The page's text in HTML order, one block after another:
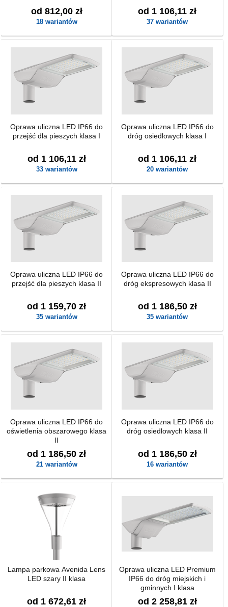
od 812,00 zł
18 wariantów
od 1 106,11 zł
37 wariantów
Oprawa uliczna LED IP66 do
przejść dla pieszych klasa I
od 1 106,11 zł
33 wariantów
Oprawa uliczna LED IP66 do
dróg osiedlowych klasa I
od 1 106,11 zł
20 wariantów
Oprawa uliczna LED IP66 do
przejść dla pieszych klasa II
od 1 159,70 zł
35 wariantów
Oprawa uliczna LED IP66 do
dróg ekspresowych klasa II
od 1 186,50 zł
35 wariantów
Oprawa uliczna LED IP66 do
oświetlenia obszarowego klasa
II
od 1 186,50 zł
21 wariantów
Oprawa uliczna LED IP66 do
dróg osiedlowych klasa II
od 1 186,50 zł
16 wariantów
Lampa parkowa Avenida Lens
LED szary II klasa
od 1 672,61 zł
Oprawa uliczna LED Premium
IP66 do dróg miejskich i
gminnych I klasa
od 2 258,81 zł